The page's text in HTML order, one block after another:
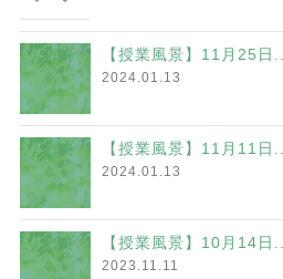
【授業風景】11月25日...
2024.01.13
【授業風景】11月11日...
2024.01.13
【授業風景】10月14日...
2023.11.11